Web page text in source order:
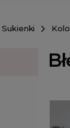
Sukienki